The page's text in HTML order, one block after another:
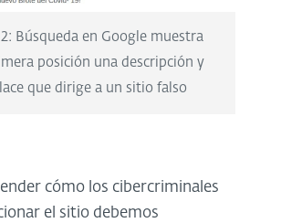
2: Búsqueda en Google muestra
posición una descripción y
que dirige a un sitio falso
cómo los cibercriminales
el sitio debemos